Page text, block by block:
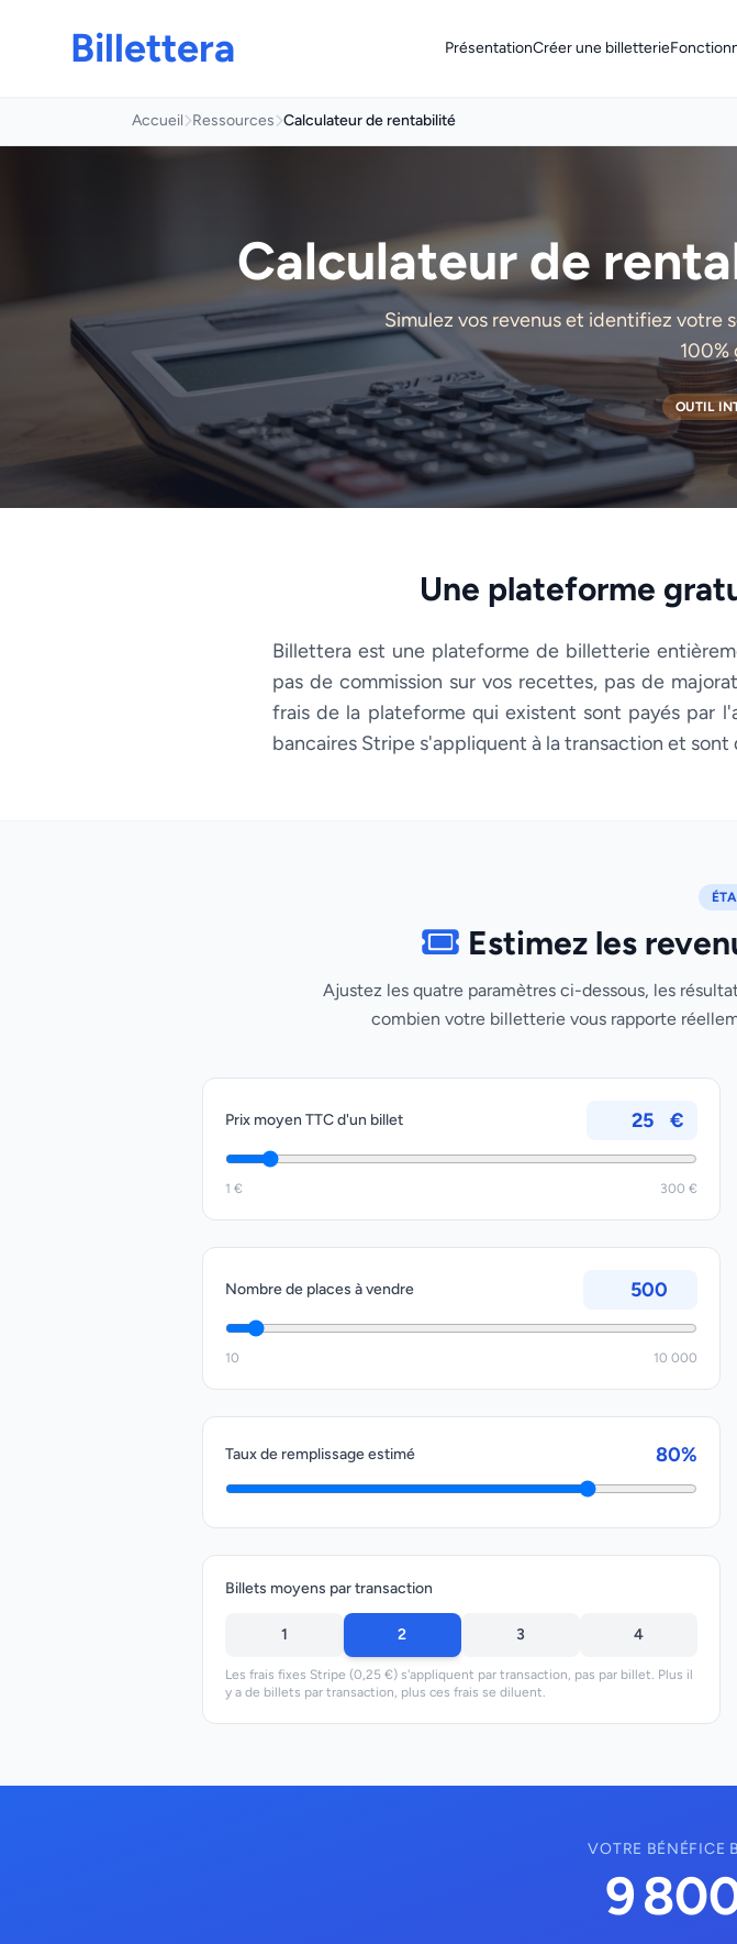
Billettera PrésentationCréer une billetterie
Accueil Ressources Calculateur de rentabilité
Calculateur de
Simulez vos revenus et identifiez votre
100%
OUTIL
Une plateforme
Billettera est une plateforme de billetterie
pas de commission sur vos recettes, pas de
frais de la plateforme qui existent sont payés par
bancaires Stripe s'appliquent à la transaction et
Estimez les
Ajustez les quatre paramètres ci-dessous, les
combien votre billetterie vous rapporte
Prix moyen TTC d'un billet €
1 € 300 €
Nombre de places à vendre
10 10 000
Taux de remplissage estimé 80%
Billets moyens par transaction
1 2 3 4
Les frais fixes Stripe (0,25 €) s'appliquent par transaction, pas par billet. Plus il
y a de billets par transaction, plus ces frais se diluent.
VOTRE BÉNÉFICE
9